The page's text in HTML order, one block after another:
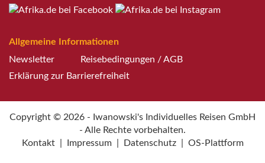
Allgemeine Informationen
Newsletter
Reisebedingungen / AGB
Erklärung zur Barrierefreiheit
Copyright © 2026 - Iwanowski's Individuelles Reisen GmbH
- Alle Rechte vorbehalten.
Kontakt
Impressum Datenschutz OS-Plattform